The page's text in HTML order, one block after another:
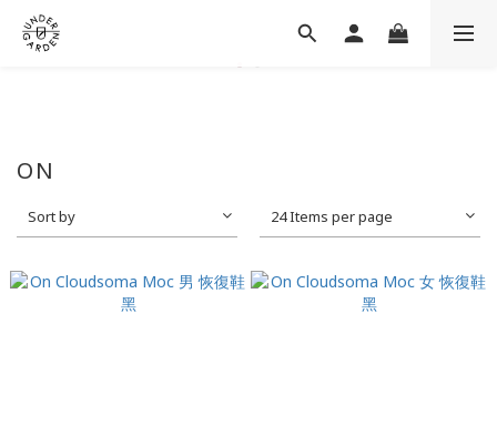
ON
Sort by 24 Items per page